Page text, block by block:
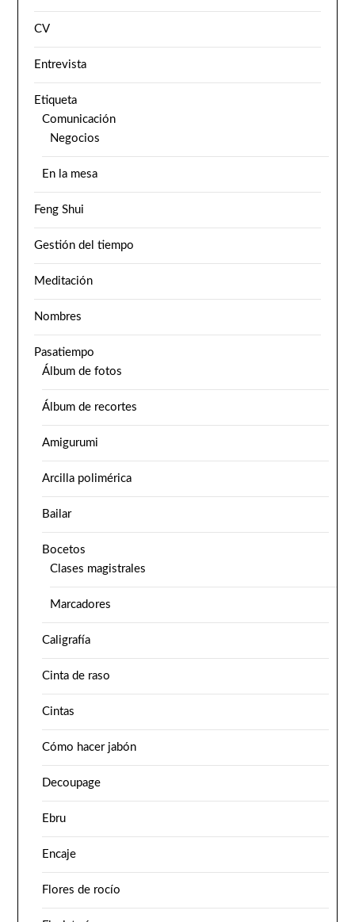
CV
Entrevista
Etiqueta
Comunicación
Negocios
En la mesa
Feng Shui
Gestión del tiempo
Meditación
Nombres
Pasatiempo
Álbum de fotos
Álbum de recortes
Amigurumi
Arcilla polimérica
Bailar
Bocetos
Clases magistrales
Marcadores
Caligrafía
Cinta de raso
Cintas
Cómo hacer jabón
Decoupage
Ebru
Encaje
Flores de rocío